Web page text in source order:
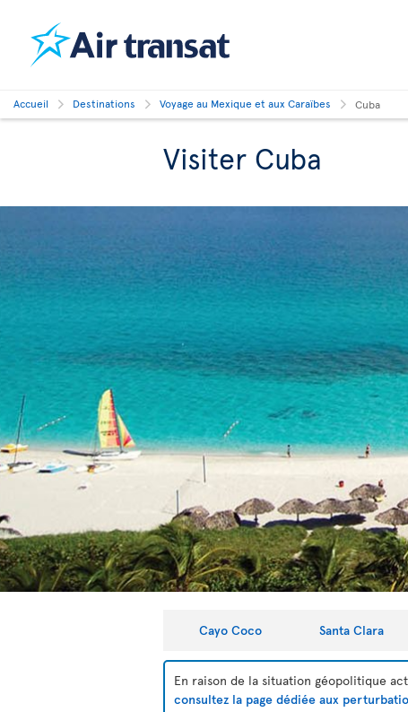
Accueil Destinations Voyage au Mexique et aux Caraïbes Cuba
Visiter Cuba
Cayo Coco Santa Clara
En raison de la situation géopolitique
consultez la page dédiée aux